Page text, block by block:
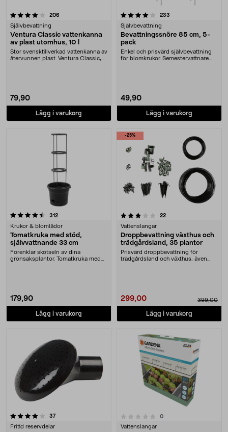
206
Självbevattning
Ventura Classic vattenkanna
av plast utomhus, 10 l
Stor svensktillverkad vattenkanna av
återvunnen plast. Ventura Classic,
79,90
Lägg i varukorg
4.0 av 5 stjärnor 233
Självbevattning
Bevattningssnöre 85 cm, 5-
pack
Enkel och prisvärd självbevattning
för blomkrukor. Semestervattnare
49,90
Lägg i varukorg
312recensioner
Krukor & blomlådor
Tomatkruka med stöd,
självvattnande 33 cm
Förenklar skötseln av dina
grönsaksplantor. Tomatkruka med
179,90
Lägg i varukorg
-25%
3.0 av 5 stjärnor 22recensioner
Vattenslangar
Droppbevattning växthus och
trädgårdsland, 35 plantor
Prisvärd droppbevattning för
trädgårdsland och växthus, även
299,00 399,00
Lägg i varukorg
37recensioner
Fritid reservdelar
0.0 av 5 stjärnor 0recensioner
Vattenslangar